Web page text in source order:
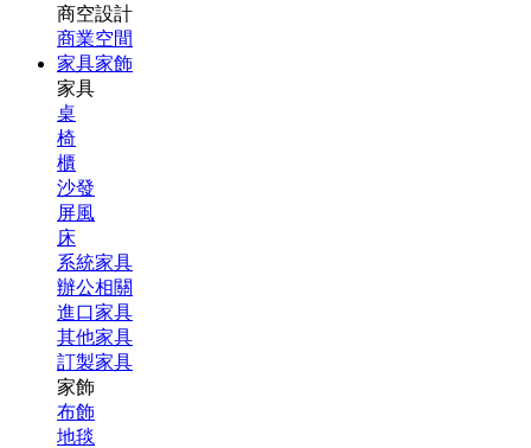
商空設計
商業空間
家具家飾
家具
桌
椅
櫃
沙發
屏風
床
系統家具
辦公相關
進口家具
其他家具
訂製家具
家飾
布飾
地毯